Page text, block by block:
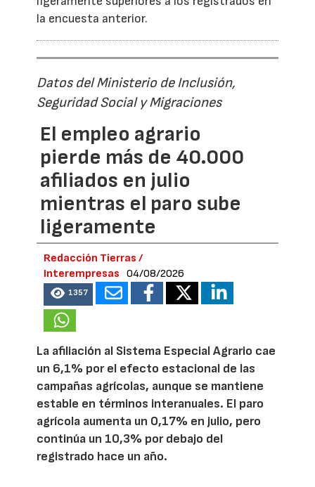
la encuesta anterior.
Datos del Ministerio de Inclusión,
Seguridad Social y Migraciones
El empleo agrario
pierde más de 40.000
afiliados en julio
mientras el paro sube
ligeramente
Redacción Tierras /
Interempresas
04/08/2026
1357
La afiliación al Sistema Especial Agrario cae
un 6,1% por el efecto estacional de las
campañas agrícolas, aunque se mantiene
estable en términos interanuales. El paro
agrícola aumenta un 0,17% en julio, pero
continúa un 10,3% por debajo del
registrado hace un año.